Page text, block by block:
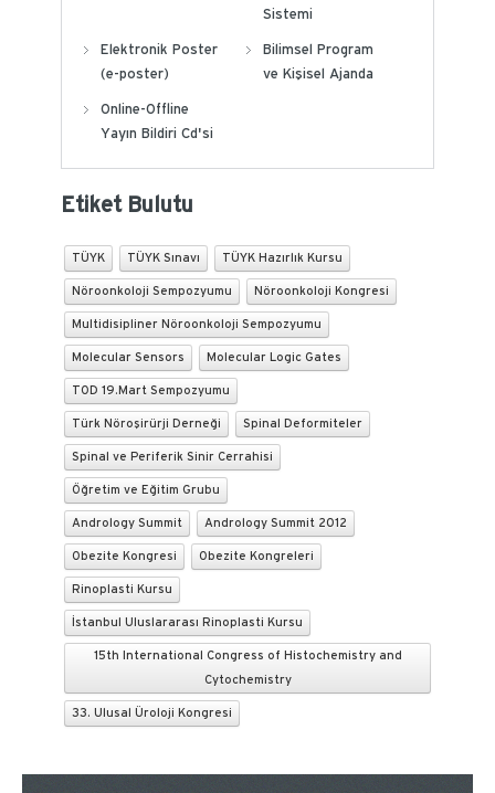
Sistemi
Elektronik Poster
(e-poster)
Bilimsel Program
ve Kişisel Ajanda
Online-Offline
Yayın Bildiri Cd'si
Etiket Bulutu
TÜYK TÜYK Sınavı TÜYK Hazırlık Kursu
Nöroonkoloji Sempozyumu Nöroonkoloji Kongresi
Multidisipliner Nöroonkoloji Sempozyumu
Molecular Sensors Molecular Logic Gates
TOD 19.Mart Sempozyumu
Türk Nöroşirürji Derneği Spinal Deformiteler
Spinal ve Periferik Sinir Cerrahisi
Öğretim ve Eğitim Grubu
Andrology Summit Andrology Summit 2012
Obezite Kongresi Obezite Kongreleri
Rinoplasti Kursu
İstanbul Uluslararası Rinoplasti Kursu
15th International Congress of Histochemistry and
Cytochemistry
33. Ulusal Üroloji Kongresi